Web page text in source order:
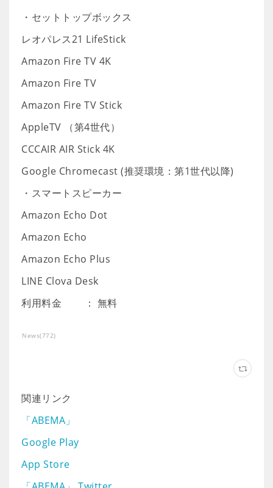
・セットトップボックス
レオパレス21 LifeStick
Amazon Fire TV 4K
Amazon Fire TV
Amazon Fire TV Stick
AppleTV （第4世代）
CCCAIR AIR Stick 4K
Google Chromecast (推奨環境：第1世代以降)
・スマートスピーカー
Amazon Echo Dot
Amazon Echo
Amazon Echo Plus
LINE Clova Desk
利用料金 ： 無料
News(772)
関連リンク
「ABEMA」
Google Play
App Store